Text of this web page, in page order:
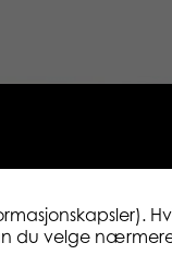
du velge